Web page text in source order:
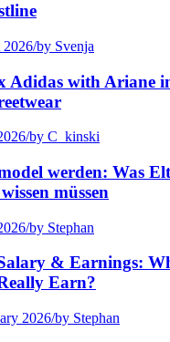
2026/by Svenja
Adidas with Ariane
/by C_kinski
werden: Was
müssen
/by Stephan
& Earnings:
Earn?
2026/by Stephan